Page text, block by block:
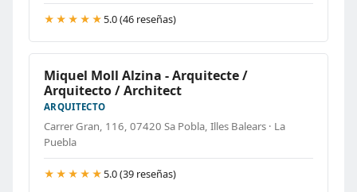
★★★★★ 5.0 (46 reseñas)
Miquel Moll Alzina - Arquitecte /
Arquitecto / Architect
ARQUITECTO
Carrer Gran, 116, 07420 Sa Pobla, Illes Balears · La
Puebla
★★★★★ 5.0 (39 reseñas)